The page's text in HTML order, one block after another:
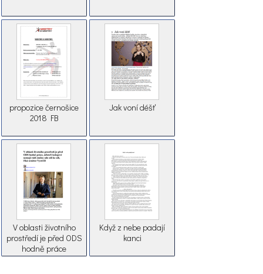
propozice černošice
2018 FB
Jak voní déšť
V oblasti životního
prostředí je před ODS
hodně práce
Když z nebe padají
kanci